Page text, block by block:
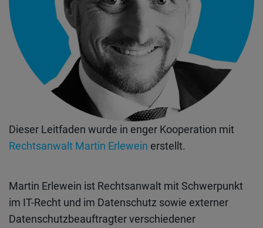
Dieser Leitfaden wurde in enger Kooperation mit
Rechtsanwalt Martin Erlewein erstellt.
Martin Erlewein ist Rechtsanwalt mit Schwerpunkt
im IT-Recht und im Datenschutz sowie externer
Datenschutzbeauftragter verschiedener